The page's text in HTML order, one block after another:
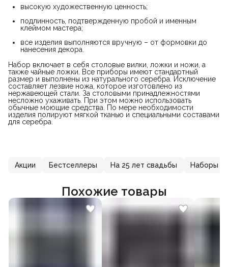
высокую художественную ценность;
подлинность, подтвержденную пробой и именным
клеймом мастера;
все изделия выполняются вручную – от формовки до
нанесения декора.
Набор включает в себя столовые вилки, ложки и ножи, а
также чайные ложки. Все приборы имеют стандартный
размер и выполнены из натурального серебра. Исключение
составляет лезвие ножа, которое изготовлено из
нержавеющей стали. За столовыми принадлежностями
несложно ухаживать. При этом можно использовать
обычные моющие средства. По мере необходимости
изделия полируют мягкой тканью и специальными составами
для серебра.
Акции Бестселлеры На 25 лет свадьбы Наборы
Похожие товары